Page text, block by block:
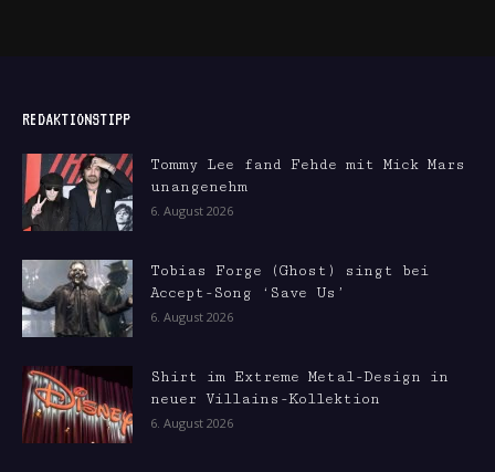
REDAKTIONSTIPP
Tommy Lee fand Fehde mit Mick Mars
unangenehm
6. August 2026
Tobias Forge (Ghost) singt bei
Accept-Song ‘Save Us’
6. August 2026
Shirt im Extreme Metal-Design in
neuer Villains-Kollektion
6. August 2026